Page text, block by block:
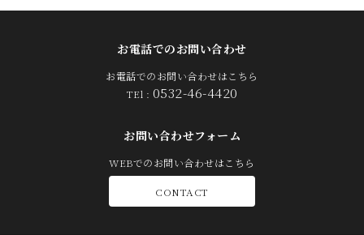
お電話でのお問い合わせ
お電話でのお問い合わせはこちら
TEl : 0532-46-4420
お問い合わせフォーム
WEBでのお問い合わせはこちら
CONTACT